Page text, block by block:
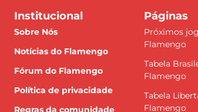
Institucional
Sobre Nós
Notícias do Flamengo
Fórum do Flamengo
Política de privacidade
Regras da comunidade
Páginas
Próximos
Flamengo
Tabela
Flamengo
Tabela
Flamengo